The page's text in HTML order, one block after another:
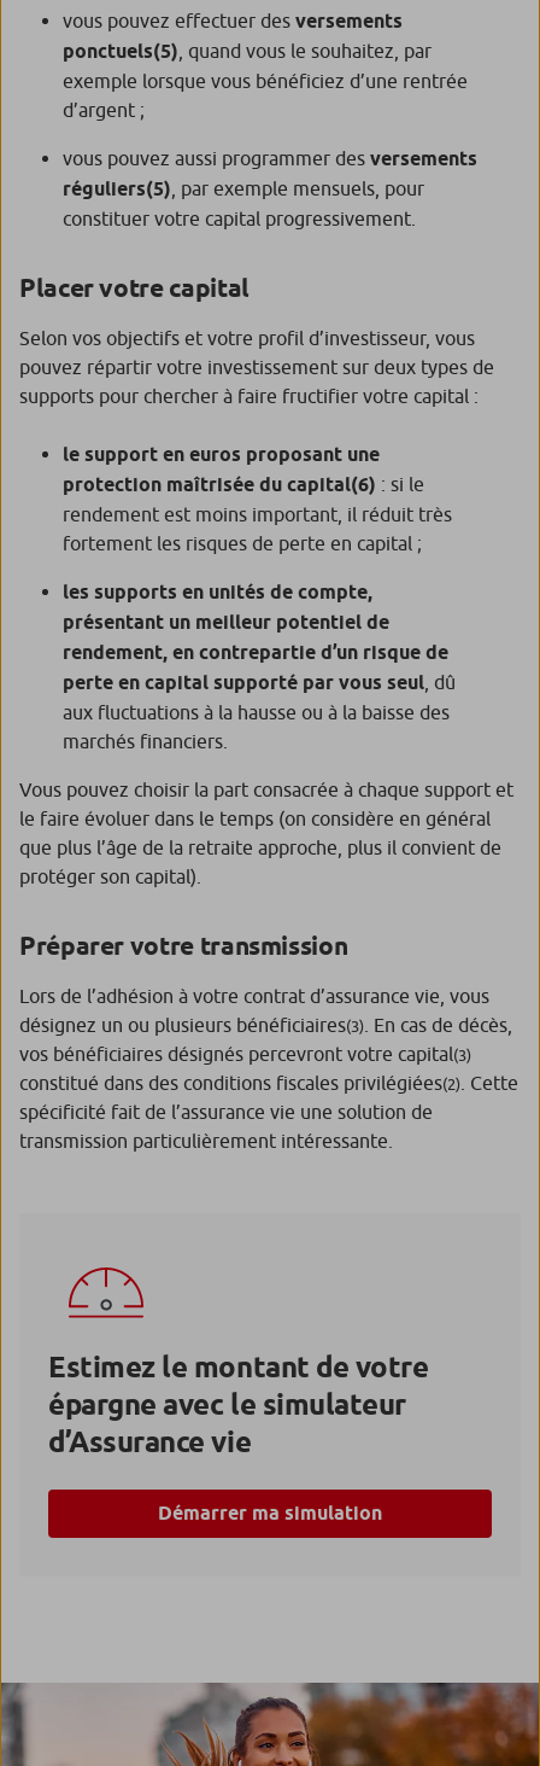
vous pouvez effectuer des versements
ponctuels(5) , quand vous le souhaitez, par
exemple lorsque vous bénéficiez d’une rentrée
d’argent ;
vous pouvez aussi programmer des versements
réguliers(5) , par exemple mensuels, pour
constituer votre capital progressivement.
Placer votre capital
Selon vos objectifs et votre profil d’investisseur, vous
pouvez répartir votre investissement sur deux types de
supports pour chercher à faire fructifier votre capital :
le support en euros proposant une
protection maîtrisée du capital(6) : si le
rendement est moins important, il réduit très
fortement les risques de perte en capital ;
les supports en unités de compte,
présentant un meilleur potentiel de
rendement, en contrepartie d’un risque de
perte en capital supporté par vous seul , dû
aux fluctuations à la hausse ou à la baisse des
marchés financiers.
Vous pouvez choisir la part consacrée à chaque support et
le faire évoluer dans le temps (on considère en général
que plus l’âge de la retraite approche, plus il convient de
protéger son capital).
Préparer votre transmission
Lors de l’adhésion à votre contrat d’assurance vie, vous
désignez un ou plusieurs bénéficiaires(3) . En cas de décès,
vos bénéficiaires désignés percevront votre capital(3)
constitué dans des conditions fiscales privilégiées(2) . Cette
spécificité fait de l’assurance vie une solution de
transmission particulièrement intéressante.
Estimez le montant de votre
épargne avec le simulateur
d’Assurance vie
Démarrer ma simulation